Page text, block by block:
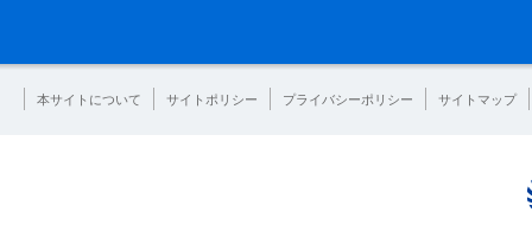
本サイトについて サイトポリシー プライバシーポリシー サイトマップ